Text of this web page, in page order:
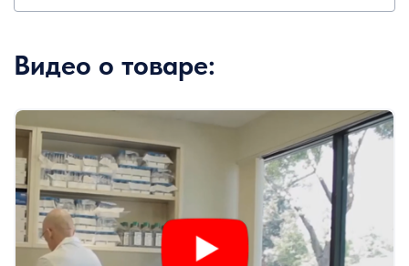
Видео о товаре: